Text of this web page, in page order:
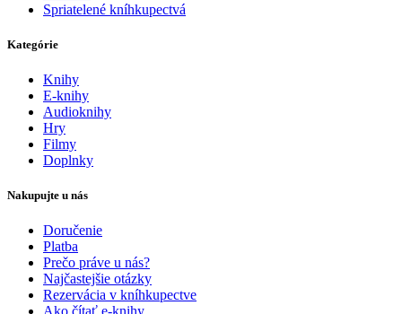
Spriatelené kníhkupectvá
Kategórie
Knihy
E-knihy
Audioknihy
Hry
Filmy
Doplnky
Nakupujte u nás
Doručenie
Platba
Prečo práve u nás?
Najčastejšie otázky
Rezervácia v kníhkupectve